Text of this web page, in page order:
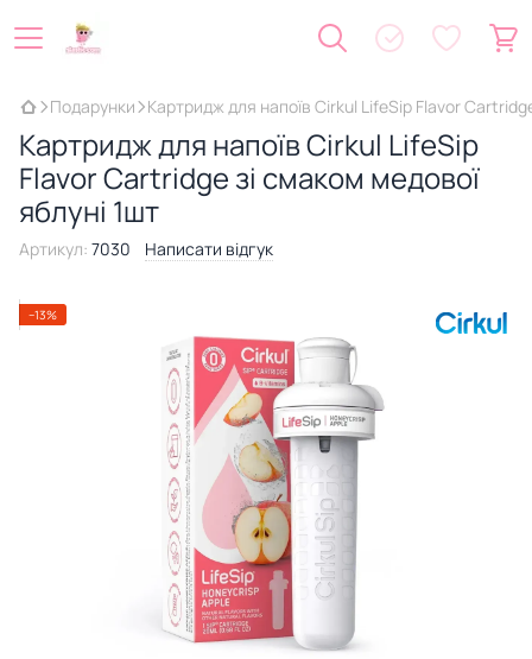
Подарунки Картридж для напоїв Cirkul LifeSip Flavor
Картридж для напоїв Cirkul LifeSip
Flavor Cartridge зі смаком медової
яблуні 1шт
Артикул: 7030 Написати відгук
−13%